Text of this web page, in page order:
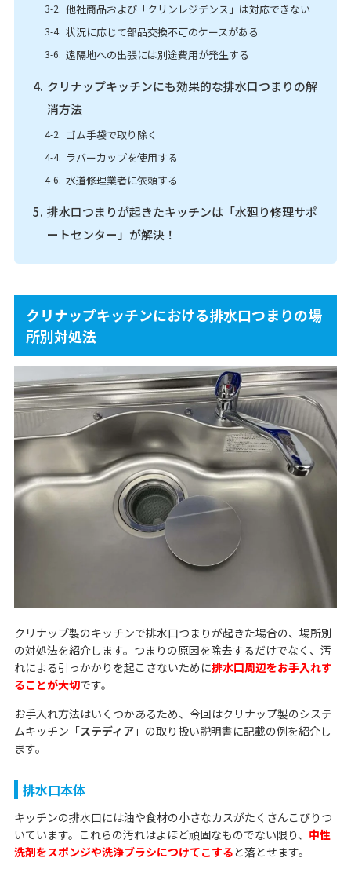
他社商品および「クリンレジデンス」は対応できない
状況に応じて部品交換不可のケースがある
遠隔地への出張には別途費用が発生する
クリナップキッチンにも効果的な排水口つまりの解
消方法
ゴム手袋で取り除く
ラバーカップを使用する
水道修理業者に依頼する
排水口つまりが起きたキッチンは「水廻り修理サポ
ートセンター」が解決！
クリナップキッチンにおける排水口つまりの場
所別対処法
クリナップ製のキッチンで排水口つまりが起きた場合の、場所別
の対処法を紹介します。つまりの原因を除去するだけでなく、汚
れによる引っかかりを起こさないために排水口周辺をお手入れす
ることが大切です。
お手入れ方法はいくつかあるため、今回はクリナップ製のシステ
ムキッチン「ステディア」の取り扱い説明書に記載の例を紹介し
ます。
排水口本体
キッチンの排水口には油や食材の小さなカスがたくさんこびりつ
いています。これらの汚れはよほど頑固なものでない限り、 中性
洗剤をスポンジや洗浄ブラシにつけてこすると落とせます。